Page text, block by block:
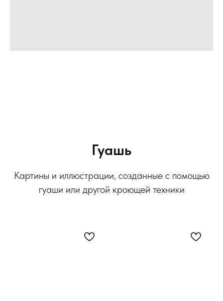
Гуашь
Картины и иллюстрации, созданные с помощью
гуаши или другой кроющей техники